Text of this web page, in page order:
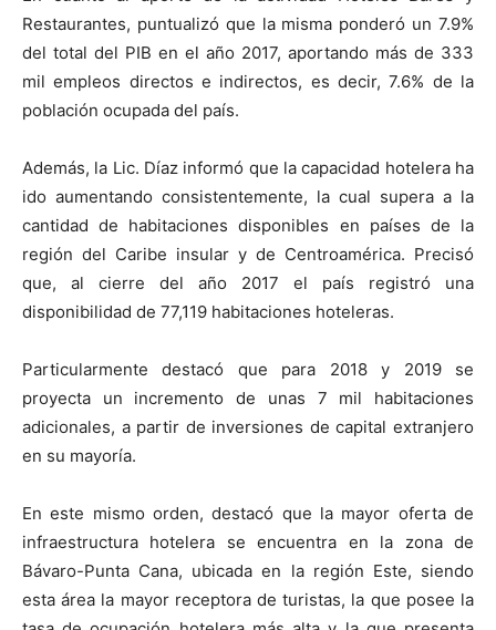
Restaurantes, puntualizó que la misma ponderó un 7.9%
del total del PIB en el año 2017, aportando más de 333
mil empleos directos e indirectos, es decir, 7.6% de la
población ocupada del país.
Además, la Lic. Díaz informó que la capacidad hotelera ha
ido aumentando consistentemente, la cual supera a la
cantidad de habitaciones disponibles en países de la
región del Caribe insular y de Centroamérica. Precisó
que, al cierre del año 2017 el país registró una
disponibilidad de 77,119 habitaciones hoteleras.
Particularmente destacó que para 2018 y 2019 se
proyecta un incremento de unas 7 mil habitaciones
adicionales, a partir de inversiones de capital extranjero
en su mayoría.
En este mismo orden, destacó que la mayor oferta de
infraestructura hotelera se encuentra en la zona de
Bávaro-Punta Cana, ubicada en la región Este, siendo
esta área la mayor receptora de turistas, la que posee la